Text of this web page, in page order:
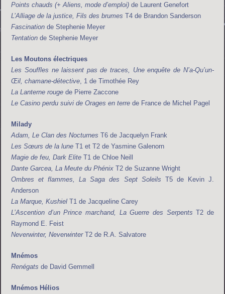
Points chauds (+ Aliens, mode d’emploi) de Laurent Genefort
L’Alliage de la justice, Fils des brumes T4 de Brandon Sanderson
Fascination de Stephenie Meyer
Tentation de Stephenie Meyer
Les Moutons électriques
Les Souffles ne laissent pas de traces, Une enquête de N’a-Qu’un-
Œil, chamane-détective , 1 de Timothée Rey
La Lanterne rouge de Pierre Zaccone
Le Casino perdu suivi de Orages en terre de France de Michel Pagel
Milady
Adam, Le Clan des Nocturnes T6 de Jacquelyn Frank
Les Sœurs de la lune T1 et T2 de Yasmine Galenorn
Magie de feu, Dark Elite T1 de Chloe Neill
Dante Garcea, La Meute du Phénix T2 de Suzanne Wright
Ombres et flammes, La Saga des Sept Soleils T5 de Kevin J.
Anderson
La Marque, Kushiel T1 de Jacqueline Carey
L’Ascention d’un Prince marchand, La Guerre des Serpents T2 de
Raymond E. Feist
Neverwinter, NeverwinterT2 de R.A. Salvatore
Mnémos
Renégats de David Gemmell
Mnémos Hélios